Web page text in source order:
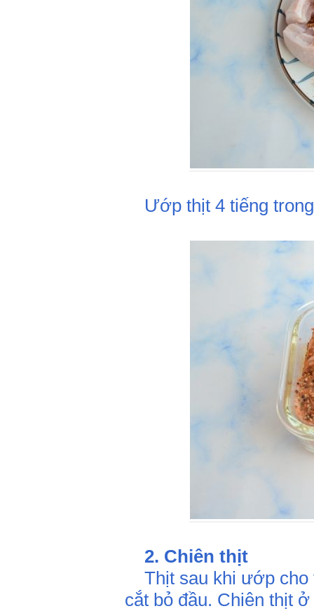
Ướp thịt 4 tiếng trong
2. Chiên thịt
Thịt sau khi ướp cho
cắt bỏ đầu. Chiên thịt